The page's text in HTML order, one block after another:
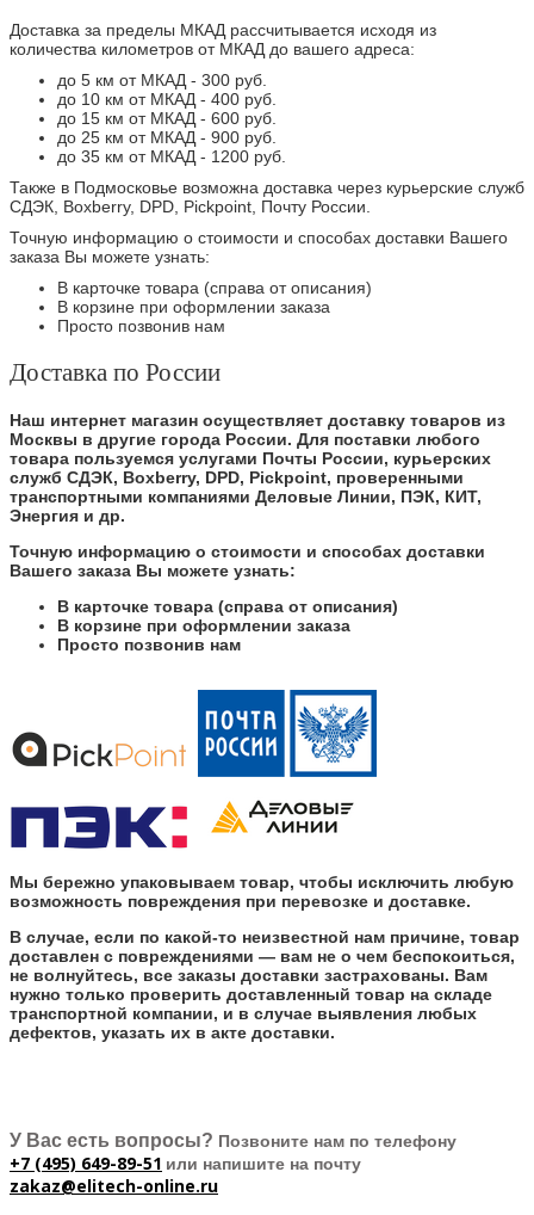
Доставка за пределы МКАД рассчитывается исходя из
количества километров от МКАД до вашего адреса:
до 5 км от МКАД - 300 руб.
до 10 км от МКАД - 400 руб.
до 15 км от МКАД - 600 руб.
до 25 км от МКАД - 900 руб.
до 35 км от МКАД - 1200 руб.
Также в Подмосковье возможна доставка через курьерские служб
СДЭК, Boxberry, DPD, Pickpoint, Почту России.
Точную информацию о стоимости и способах доставки Вашего
заказа Вы можете узнать:
В карточке товара (справа от описания)
В корзине при оформлении заказа
Просто позвонив нам
Доставка по России
Наш интернет магазин осуществляет доставку товаров из
Москвы в другие города России. Для поставки любого
товара пользуемся услугами Почты России, курьерских
служб СДЭК, Boxberry, DPD, Pickpoint, проверенными
транспортными компаниями Деловые Линии, ПЭК, КИТ,
Энергия и др.
Точную информацию о стоимости и способах доставки
Вашего заказа Вы можете узнать:
В карточке товара (справа от описания)
В корзине при оформлении заказа
Просто позвонив нам
Мы бережно упаковываем товар, чтобы исключить любую
возможность повреждения при перевозке и доставке.
В случае, если по какой-то неизвестной нам причине, товар
доставлен с повреждениями — вам не о чем беспокоиться,
не волнуйтесь, все заказы доставки застрахованы. Вам
нужно только проверить доставленный товар на складе
транспортной компании, и в случае выявления любых
дефектов, указать их в акте доставки.
У Вас есть вопросы? Позвоните нам по телефону
+7 (495) 649-89-51 или напишите на почту
zakaz@elitech-online.ru